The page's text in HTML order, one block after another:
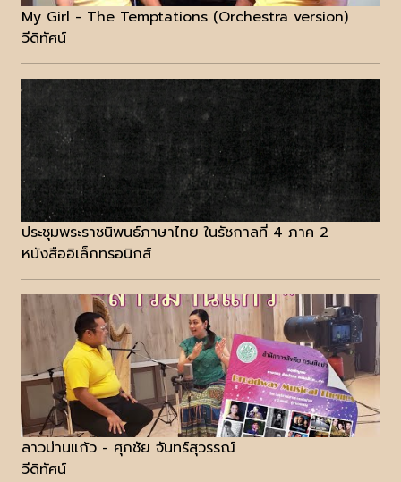
My Girl - The Temptations (Orchestra version)
วีดิทัศน์
ประชุมพระราชนิพนธ์ภาษาไทย ในรัชกาลที่ 4 ภาค 2
หนังสืออิเล็กทรอนิกส์
ลาวม่านแก้ว - ศุภชัย จันทร์สุวรรณ์
วีดิทัศน์